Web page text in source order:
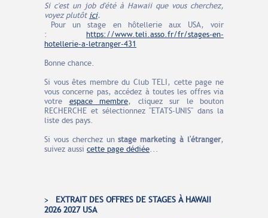
Si c'est un job d'été à Hawaii que vous cherchez,
voyez plutôt ici.
Pour un stage en hôtellerie aux USA, voir
: https://www.teli.asso.fr/fr/stages-en-
hotellerie-a-letranger-431
Bonne chance.
Si vous êtes membre du Club TELI, cette page ne
vous concerne pas, accédez à toutes les offres via
votre espace membre, cliquez sur le bouton
RECHERCHE et sélectionnez "ETATS-UNIS" dans la
liste des pays.
Si vous cherchez unstage marketing à l'étranger,
suivez aussi cette page dédiée...
EXTRAIT DES OFFRES DE STAGES À HAWAII
2026 2027 USA